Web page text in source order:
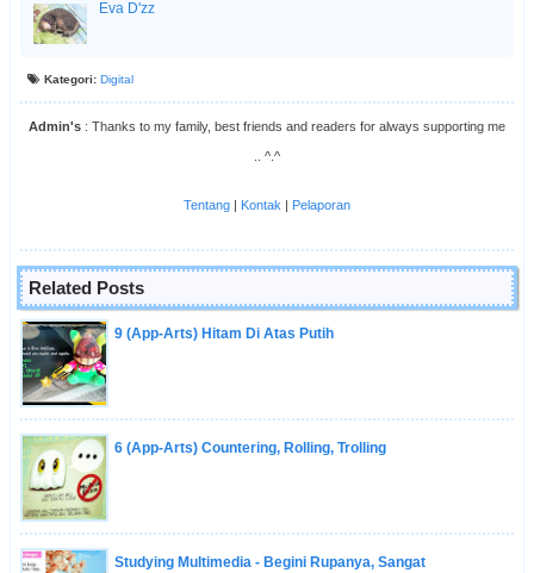
Eva D'zz
Kategori: Digital
Admin's : Thanks to my family, best friends and readers for always supporting me
.. ^.^
Tentang Kontak Pelaporan
Related Posts
9 (App-Arts) Hitam Di Atas Putih
6 (App-Arts) Countering, Rolling, Trolling
Studying Multimedia - Begini Rupanya, Sangat